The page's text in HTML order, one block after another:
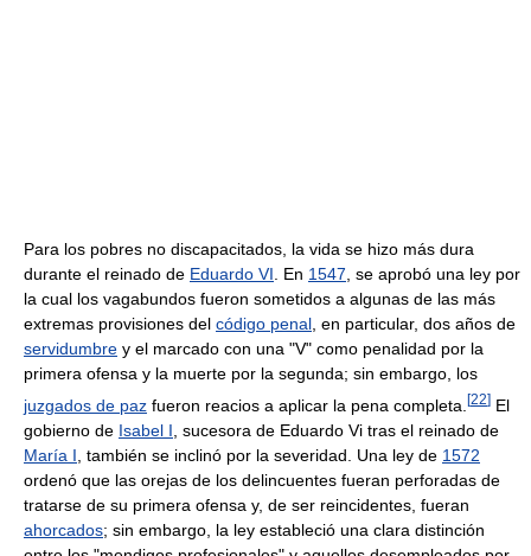
Para los pobres no discapacitados, la vida se hizo más dura
durante el reinado de Eduardo VI . En 1547 , se aprobó una ley por
la cual los vagabundos fueron sometidos a algunas de las más
extremas provisiones del código penal , en particular, dos años de
servidumbre y el marcado con una "V" como penalidad por la
primera ofensa y la muerte por la segunda; sin embargo, los
juzgados de paz fueron reacios a aplicar la pena completa. [22] El
gobierno de Isabel I , sucesora de Eduardo Vi tras el reinado de
María I , también se inclinó por la severidad. Una ley de 1572
ordenó que las orejas de los delincuentes fueran perforadas de
tratarse de su primera ofensa y, de ser reincidentes, fueran
ahorcados; sin embargo, la ley estableció una clara distinción